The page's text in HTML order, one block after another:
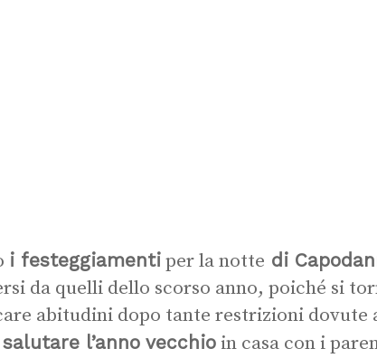
i festeggiamenti per la notte di
da quelli dello scorso anno, poiché si
abitudini dopo tante restrizioni dovute
salutare l’anno vecchio in casa con i